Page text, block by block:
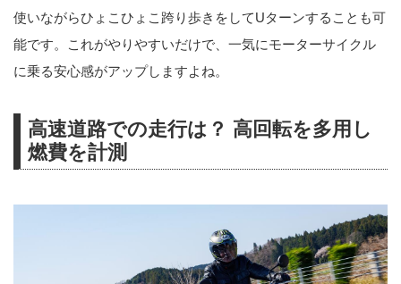
使いながらひょこひょこ跨り歩きをしてUターンすることも可
能です。これがやりやすいだけで、一気にモーターサイクル
に乗る安心感がアップしますよね。
高速道路での走行は？ 高回転を多用し
燃費を計測